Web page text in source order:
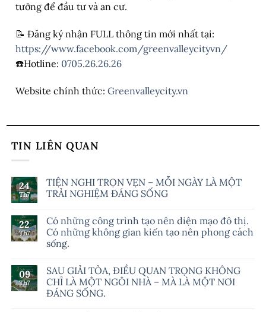
tưởng để đầu tư và an cư.
📝 Đăng ký nhận FULL thông tin mới nhất tại:
https://www.facebook.com/greenvalleycityvn/
☎️Hotline: 0705.26.26.26
Website chính thức:Greenvalleycity.vn
TIN LIÊN QUAN
24
Th7
TIỆN NGHI TRỌN VẸN – MỖI NGÀY LÀ MỘT
TRẢI NGHIỆM ĐÁNG SỐNG
22
Th7
Có những công trình tạo nên diện mạo đô thị.
Có những không gian kiến tạo nên phong cách
sống.
09
Th7
SAU GIẢI TỎA, ĐIỀU QUAN TRỌNG KHÔNG
CHỈ LÀ MỘT NGÔI NHÀ – MÀ LÀ MỘT NƠI
ĐÁNG SỐNG.